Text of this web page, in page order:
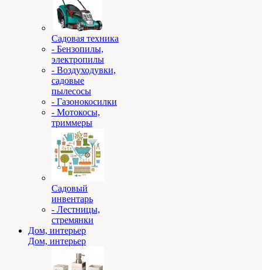
Садовая техника
- Бензопилы,
электропилы
- Воздуходувки,
садовые
пылесосы
- Газонокосилки
- Мотокосы,
триммеры
Садовый
инвентарь
- Лестницы,
стремянки
Дом, интерьер
Дом, интерьер